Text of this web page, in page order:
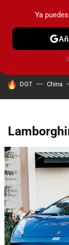
PRUEBAS
HOY SE HABLA
DGT China
Ya